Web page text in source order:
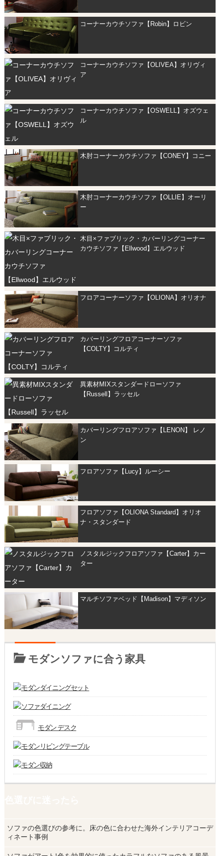
コーナーカウチソファ【Robin】ロビン
コーナーカウチソファ【OLIVEA】オリヴィ
ア
コーナーカウチソファ【OSWELL】オズウェ
ル
木肘コーナーカウチソファ【CONEY】コニー
木肘コーナーカウチソファ【OLLIE】オーリ
ー
木目×ファブリック・カバーリングコーナー
カウチソファ【Ellwood】エルウッド
フロアコーナーソファ【OLIONA】オリオナ
カバーリングフロアコーナーソファ
【COLTY】コルティ
異素材MIXスタンダードローソファ
【Russell】ラッセル
カバーリングフロアソファ【LENON】 レノ
ン
フロアソファ【Lucy】ルーシー
フロアソファ【OLIONA Standard】オリオ
ナ・スタンダード
ノスタルジックフロアソファ【Carter】カー
ター
マルチソファベッド【Madison】マディソン
モダンソファに合う家具
モダンダイニングセット
ソファダイニング
モダン デスク
モダンリビングテーブル
モダン収納
ソファの色選びの参考に。床の色に合わせた海外インテリアコーデ
ィネート事例